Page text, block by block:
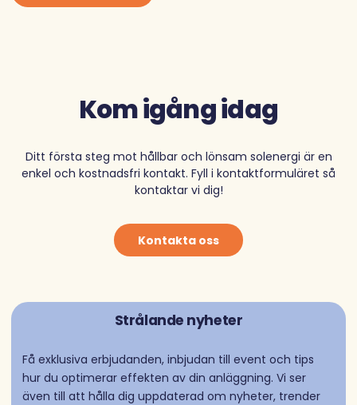
Kom igång idag
Ditt första steg mot hållbar och lönsam solenergi är en
enkel och kostnadsfri kontakt. Fyll i kontaktformuläret så
kontaktar vi dig!
Kontakta oss
Strålande nyheter
Få exklusiva erbjudanden, inbjudan till event och tips
hur du optimerar effekten av din anläggning. Vi ser
även till att hålla dig uppdaterad om nyheter, trender